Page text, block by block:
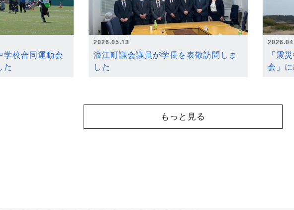
学校合同運動会
た
2026.05.13
浪江町議会議員が学長を表敬訪問しま
した
「震
会」
もっと見る